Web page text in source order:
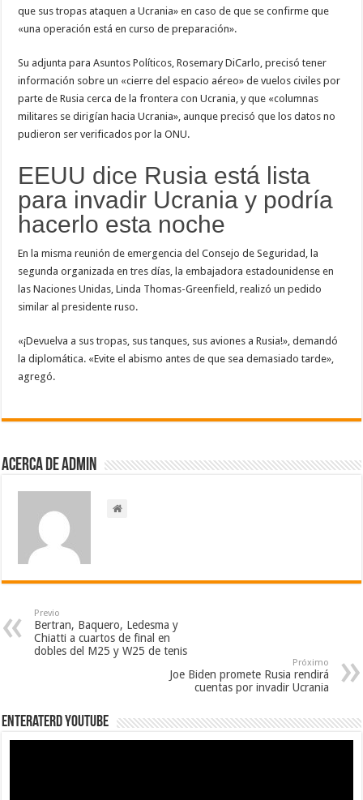
que sus tropas ataquen a Ucrania» en caso de que se confirme que
«una operación está en curso de preparación».
Su adjunta para Asuntos Políticos, Rosemary DiCarlo, precisó tener
información sobre un «cierre del espacio aéreo» de vuelos civiles por
parte de Rusia cerca de la frontera con Ucrania, y que «columnas
militares se dirigían hacia Ucrania», aunque precisó que los datos no
pudieron ser verificados por la ONU.
EEUU dice Rusia está lista
para invadir Ucrania y podría
hacerlo esta noche
En la misma reunión de emergencia del Consejo de Seguridad, la
segunda organizada en tres días, la embajadora estadounidense en
las Naciones Unidas, Linda Thomas-Greenfield, realizó un pedido
similar al presidente ruso.
«¡Devuelva a sus tropas, sus tanques, sus aviones a Rusia!», demandó
la diplomática. «Evite el abismo antes de que sea demasiado tarde»,
agregó.
Acerca de admin
Previo
Bertran, Baquero, Ledesma y
Chiatti a cuartos de final en
dobles del M25 y W25 de tenis
Próximo
Joe Biden promete Rusia rendirá
cuentas por invadir Ucrania
EnterateRD YOUTUBE